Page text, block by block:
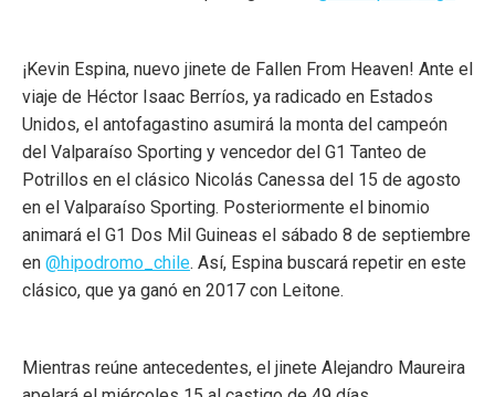
¡Kevin Espina, nuevo jinete de Fallen From Heaven! Ante el
viaje de Héctor Isaac Berríos, ya radicado en Estados
Unidos, el antofagastino asumirá la monta del campeón
del Valparaíso Sporting y vencedor del G1 Tanteo de
Potrillos en el clásico Nicolás Canessa del 15 de agosto
en el Valparaíso Sporting. Posteriormente el binomio
animará el G1 Dos Mil Guineas el sábado 8 de septiembre
en @hipodromo_chile. Así, Espina buscará repetir en este
clásico, que ya ganó en 2017 con Leitone.
Mientras reúne antecedentes, el jinete Alejandro Maureira